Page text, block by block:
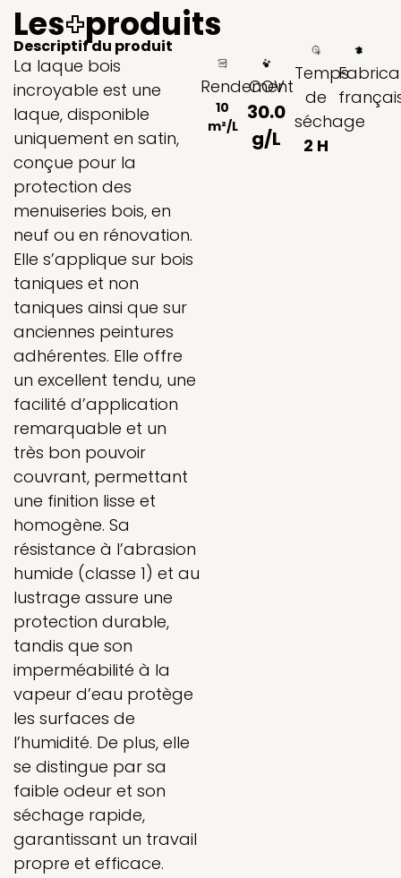
Les+produits
Descriptif du produit
La laque bois
incroyable est une
laque, disponible
uniquement en satin,
conçue pour la
protection des
menuiseries bois, en
neuf ou en rénovation.
Elle s’applique sur bois
taniques et non
taniques ainsi que sur
anciennes peintures
adhérentes. Elle offre
un excellent tendu, une
facilité d’application
remarquable et un
très bon pouvoir
couvrant, permettant
une finition lisse et
homogène. Sa
résistance à l’abrasion
humide (classe 1) et au
lustrage assure une
protection durable,
tandis que son
imperméabilité à la
vapeur d’eau protège
les surfaces de
l’humidité. De plus, elle
se distingue par sa
faible odeur et son
séchage rapide,
garantissant un travail
propre et efficace.
Rendement
10
m²/L
COV
30.0
g/L
Temps
de
séchage
2 H